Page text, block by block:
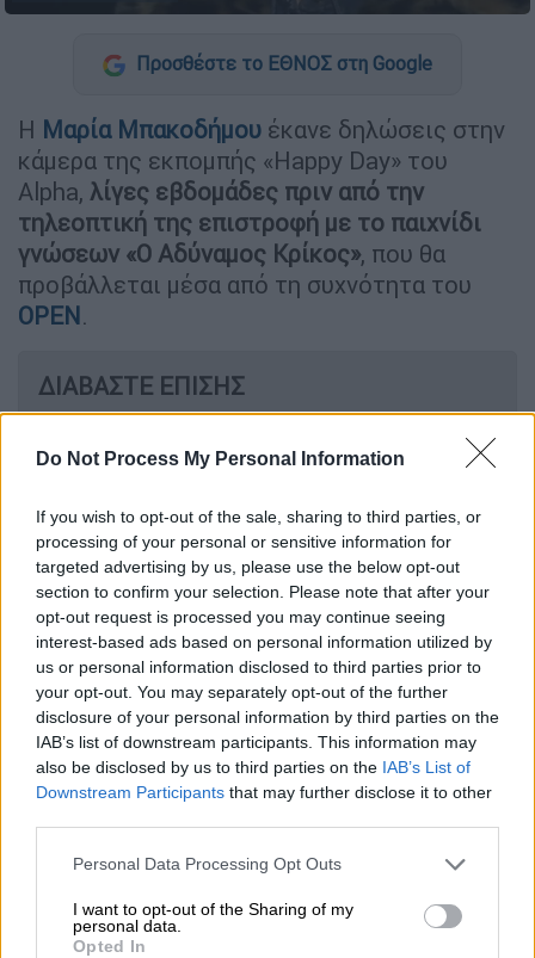
Do Not Process My Personal Information
If you wish to opt-out of the sale, sharing to third parties, or
processing of your personal or sensitive information for
targeted advertising by us, please use the below opt-out
section to confirm your selection. Please note that after your
opt-out request is processed you may continue seeing
interest-based ads based on personal information utilized by
us or personal information disclosed to third parties prior to
your opt-out. You may separately opt-out of the further
disclosure of your personal information by third parties on the
IAB’s list of downstream participants. This information may
also be disclosed by us to third parties on the IAB’s List of
Downstream Participants that may further disclose it to other
Please note that this website/app uses one or more Google
not limited to your visit or usage behaviour. You may click to
grant or deny consent to Google and its third-party tags to
Personal Data Processing Opt Outs
I want to opt-out of the Sharing of my
personal data.
Opted In
Προσθέστε το ΕΘΝΟΣ στη Google
H Μαρία Μπακοδήμου έκανε δηλώσεις στην
κάμερα της εκπομπής «Happy Day» του
Alpha, λίγες εβδομάδες πριν από την
τηλεοπτική της επιστροφή με το παιχνίδι
γνώσεων «Ο Αδύναμος Κρίκος», που θα
προβάλλεται μέσα από τη συχνότητα του
ΟΡΕΝ.
ΔΙΑΒΑΣΤΕ ΕΠΙΣΗΣ
Η Klavdia θα «ανοίξει» τον Πρώτο
Ειδικός ρόλος και στον Τελικό
Η αποκάλυψη της πρεμιέρας
Ύστερα από δύο τηλεοπτικές σεζόν αποχής
η γνωστήπαρουσιάστριαεπιστρέφει στο
Ανοιχτό Κανάλι,αναλαμβάνοντας την
παρουσίαση του διεθνώς επιτυχημένου
format. Όπως αποκάλυψε, η πρεμιέρα του
τηλεπαιχνιδιού προγραμματίζεται για τον
άμεσα.